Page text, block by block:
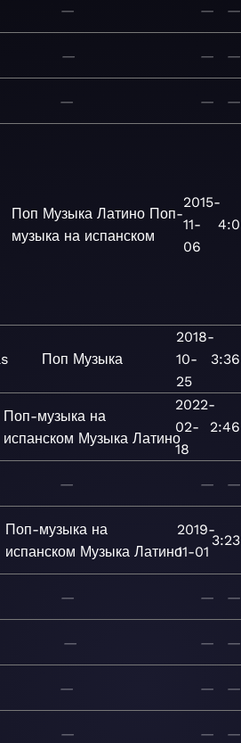
— — —
— — —
— — —
Поп Музыка Латино Поп-
музыка на испанском
2015-
11-
06
4:0
Поп Музыка
2018-
10-
25
3:36
Поп-музыка на
испанском Музыка Латино
2022-
02-
18
2:46
— — —
Поп-музыка на
испанском Музыка Латино
2019-
11-01
3:23
— — —
— — —
— — —
— — —